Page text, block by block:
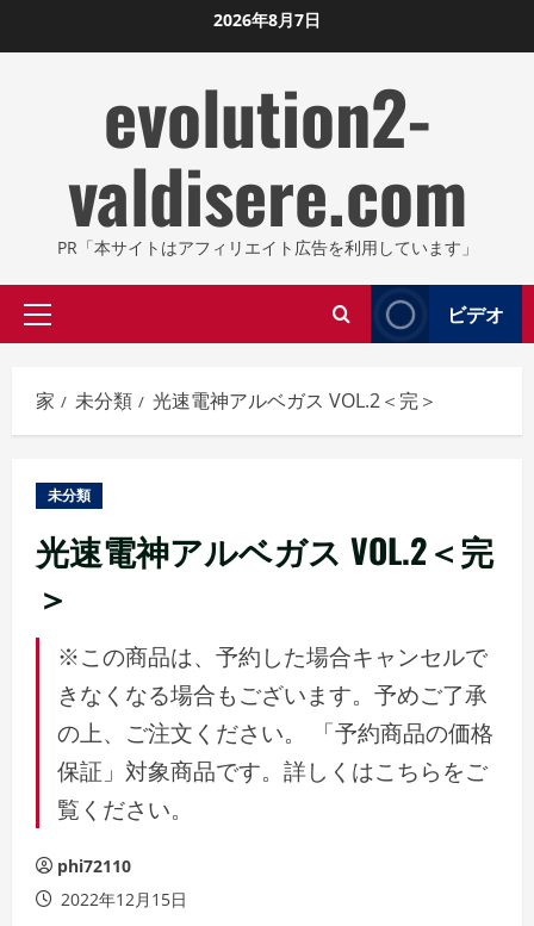
ン
2026年8月7日
evolution2-
valdisere.com
PR「本サイトはアフィリエイト広告を利用しています」
プ
イ
マ
ニ
ュ
ー
ビデオ
家 未分類 光速電神アルベガス VOL.2＜完＞
未分類
光速電神アルベガス VOL.2＜完
＞
※この商品は、予約した場合キャンセルで
きなくなる場合もございます。予めご了承
の上、ご注文ください。 「予約商品の価格
保証」対象商品です。詳しくはこちらをご
覧ください。
phi72110
2022年12月15日